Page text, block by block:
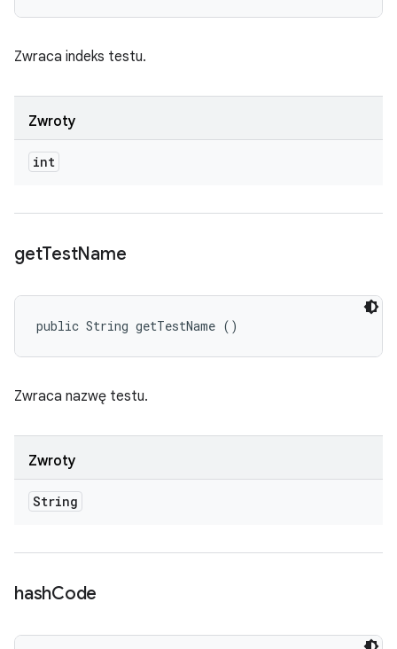
Zwraca indeks testu.
Zwroty
int
getTestName
public String getTestName ()
Zwraca nazwę testu.
Zwroty
String
hashCode